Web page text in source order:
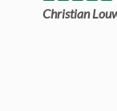
Christian